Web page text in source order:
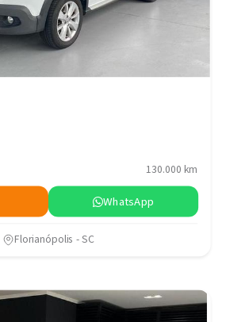
130.000 km
WhatsApp
Florianópolis - SC